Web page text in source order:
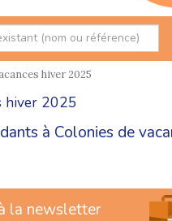
hiver 2025
hiver 2025
à Colonies de
la newsletter